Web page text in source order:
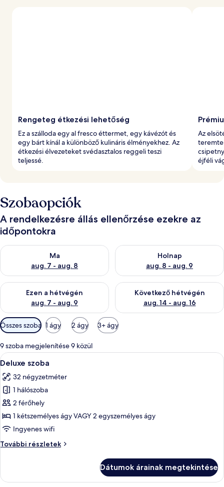
Rengeteg étkezési lehetőség
Ez a szálloda egy al fresco éttermet, egy kávézót és
egy bárt kínál a különböző kulináris élményekhez. Az
étkezési élvezeteket svédasztalos reggeli teszi
teljessé.
Az
éjféli
Szobaopciók
A rendelkezésre állás ellenőrzése ezekre az
időpontokra
Ma
aug. 7 - aug. 8
A ma esti rendelkezésre állás ellenőrzése: aug. 7 - aug. 8
Holnap
aug. 8 - aug. 9
A holnapi rendelkezésre állás
Ezen a hétvégén
aug. 7 - aug. 9
A mostani hétvégi rendelkezésre állás ellenőrzése: aug. 7 -
Következő hétvégén
aug. 14 - aug. 16
A következő hétvégi
Szobákhoz
rendelkezésre
álló
szűrők
Összes szoba 1 ágy 2 ágy 3+ ágy
9 szoba megjelenítése 9 közül
A
következő
szoba
összes
képének
megtekintése:
Deluxe
Egy szállodai szoba, amelyben egy
10
Deluxe szoba
32 négyzetméter
1 hálószoba
2 férőhely
1 kétszemélyes ágy VAGY 2 egyszemélyes ágy
Ingyenes wifi
További részletek
Deluxe
Dátumok árainak megtekintése